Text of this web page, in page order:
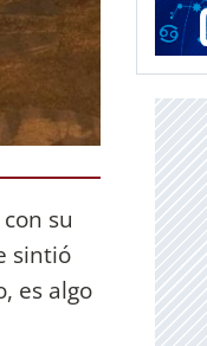
su
sintió
es algo